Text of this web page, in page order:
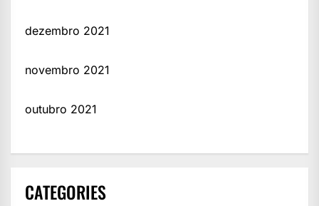
dezembro 2021
novembro 2021
outubro 2021
CATEGORIES